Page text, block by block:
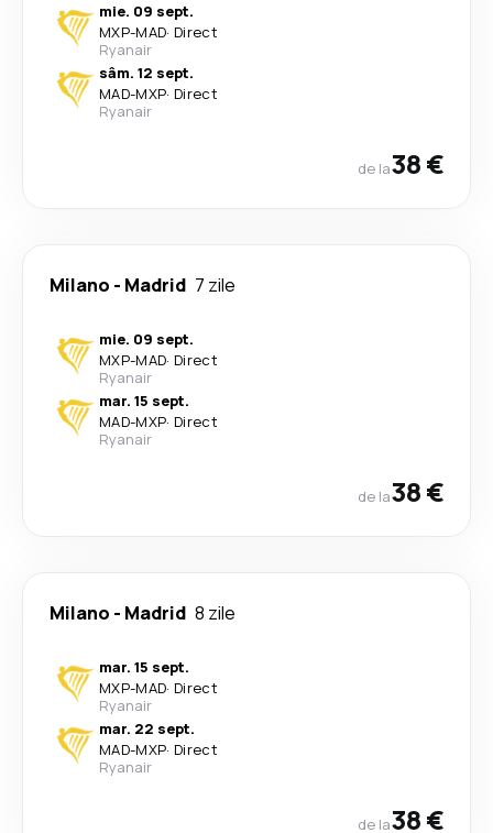
mie. 09 sept.
MXP-MAD· Direct
Ryanair
sâm. 12 sept.
MAD-MXP· Direct
Ryanair
de la38 €
Milano - Madrid 7 zile
mie. 09 sept.
MXP-MAD· Direct
Ryanair
mar. 15 sept.
MAD-MXP· Direct
Ryanair
de la38 €
Milano - Madrid 8 zile
mar. 15 sept.
MXP-MAD· Direct
Ryanair
mar. 22 sept.
MAD-MXP· Direct
Ryanair
de la38 €